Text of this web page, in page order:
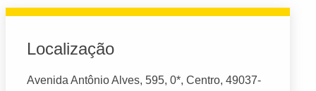
Localização
Avenida Antônio Alves, 595, 0*, Centro, 49037-